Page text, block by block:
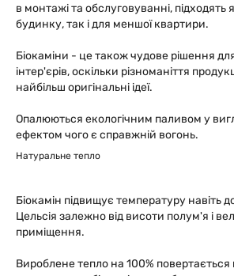
в монтажі та обслуговуванні, підходять
будинку, так і для меншої квартири.
Біокаміни - це також чудове рішення
інтер'єрів, оскільки різноманіття
найбільш оригінальні ідеї.
Опалюються екологічним паливом у
ефектом чого є справжній вогонь.
Натуральне тепло
Біокамін підвищує температуру навіть
Цельсія залежно від висоти полум'я і
приміщення.
Вироблене тепло на 100%